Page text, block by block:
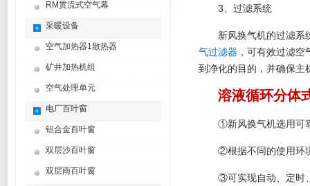
RM贯流式空气幕
采暖设备
空气加热器1散热器
矿井加热机组
空气处理单元
电厂百叶窗
铝合金百叶窗
双层沙百叶窗
双层雨百叶窗
3、过滤系统
新风换气机的过滤系
气过滤器 ，可有效过滤
到净化的目的，并确保主
溶液循环分体
①新风换气机选用可
②根据不同的使用环
③可实现自动、定时